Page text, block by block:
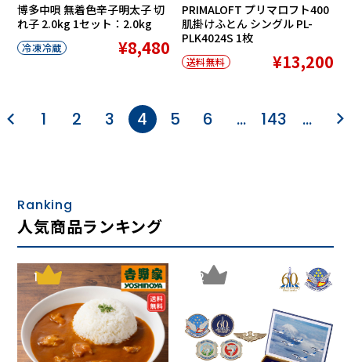
博多中唄 無着色辛子明太子 切
れ子 2.0kg 1セット：2.0kg
冷凍冷蔵 ¥8,480
PRIMALOFT プリマロフト400
肌掛けふとん シングル PL-
PLK4024S 1枚
送料無料 ¥13,200
1 2 3 4 5 6 … 143 …
Ranking
人気商品ランキング
1 2